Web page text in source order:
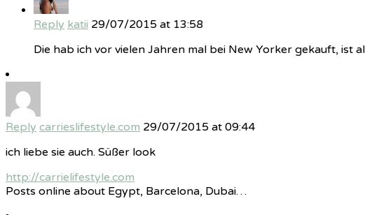
Reply katii 29/07/2015 at 13:58
Die hab ich vor vielen Jahren mal bei New Yorker gekauft, ist
Reply carrieslifestyle.com 29/07/2015 at 09:44
ich liebe sie auch. Süßer look
http://carrielifestyle.com
Posts online about Egypt, Barcelona, Dubai…